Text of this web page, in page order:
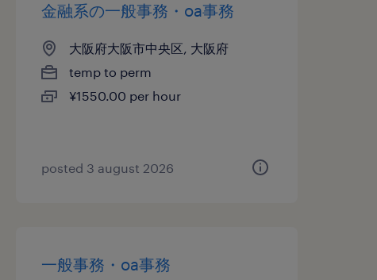
金融系の一般事務・oa事務
大阪府大阪市中央区, 大阪府
temp to perm
¥1550.00 per hour
posted 3 august 2026
一般事務・oa事務